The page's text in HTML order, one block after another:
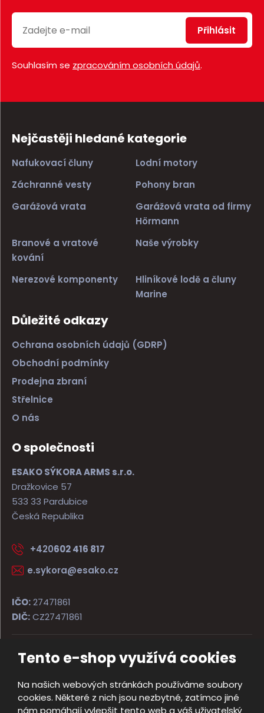
Tento e-shop využívá cookies
Na našich webových stránkách používáme soubory
cookies. Některé z nich jsou nezbytné, zatímco jiné
nám pomáhají vylepšit tento web a váš uživatelský
Přihlásit
Souhlasím se zpracováním osobních údajů.
Nejčastěji hledané kategorie
Nafukovací čluny
Lodní motory
Záchranné vesty
Pohony bran
Garážová vrata
Garážová vrata od firmy
Hörmann
Branové a vratové
kování
Naše výrobky
Nerezové komponenty
Hliníkové lodě a čluny
Marine
Důležité odkazy
Ochrana osobních údajů (GDRP)
Obchodní podmínky
Prodejna zbraní
Střelnice
O nás
O společnosti
ESAKO SÝKORA ARMS s.r.o.
Dražkovice 57
533 33 Pardubice
Česká Republika
+420602 416 817
e.sykora@esako.cz
IČO:27471861
DIČ:CZ27471861
© 2026, ESAKO SÝKORA ARMS s.r.o.
Mapa stránek